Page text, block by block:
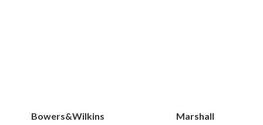
Bowers&Wilkins Marshall